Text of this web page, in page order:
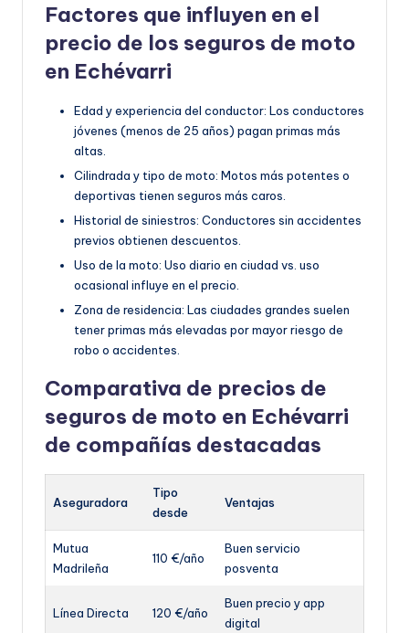
Factores que influyen en el
precio de los seguros de moto
en Echévarri
Edad y experiencia del conductor: Los conductores
jóvenes (menos de 25 años) pagan primas más
altas.
Cilindrada y tipo de moto: Motos más potentes o
deportivas tienen seguros más caros.
Historial de siniestros: Conductores sin accidentes
previos obtienen descuentos.
Uso de la moto: Uso diario en ciudad vs. uso
ocasional influye en el precio.
Zona de residencia: Las ciudades grandes suelen
tener primas más elevadas por mayor riesgo de
robo o accidentes.
Comparativa de precios de
seguros de moto en Echévarri
de compañías destacadas
Aseguradora
Tipo
desde
Ventajas
Mutua
Madrileña
110 €/año
Buen servicio
posventa
Línea Directa 120 €/año
Buen precio y app
digital